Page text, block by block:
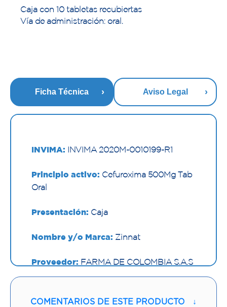
Caja con 10 tabletas recubiertas
Vía de administración: oral.
Ficha Técnica Aviso Legal
INVIMA: INVIMA 2020M-0010199-R1
Principio activo: Cefuroxima 500Mg Tab
Oral
Presentación: Caja
Nombre y/o Marca: Zinnat
Proveedor: FARMA DE COLOMBIA S.A.S
COMENTARIOS DE ESTE PRODUCTO ↓